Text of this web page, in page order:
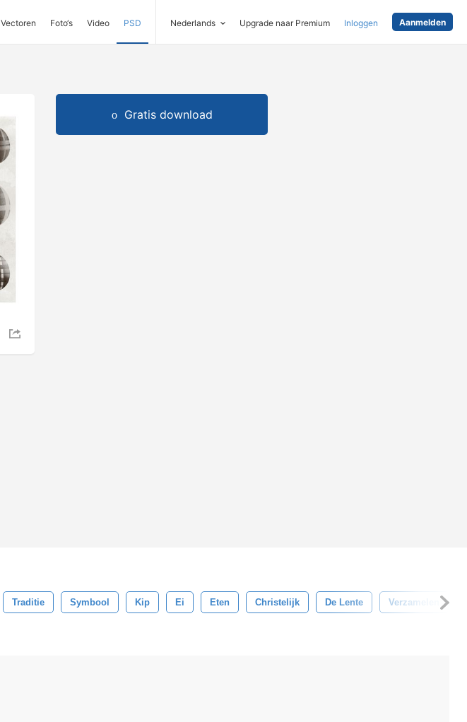
Vectoren Foto‘s Video PSD Nederlands Upgrade naar Premium Inloggen Aanmelden
Gratis download
Traditie Symbool Kip Ei Eten Christelijk De Lente Verzamelen